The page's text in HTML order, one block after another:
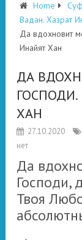
Home
Вадан. Хазрат
Да вдохновит
Инайят Хан
ДА
ГОСПОДИ.
ХАН
27.10.2020
нет
Да
Господи,
Твоя